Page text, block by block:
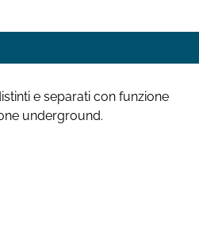
e separati con funzione
underground.